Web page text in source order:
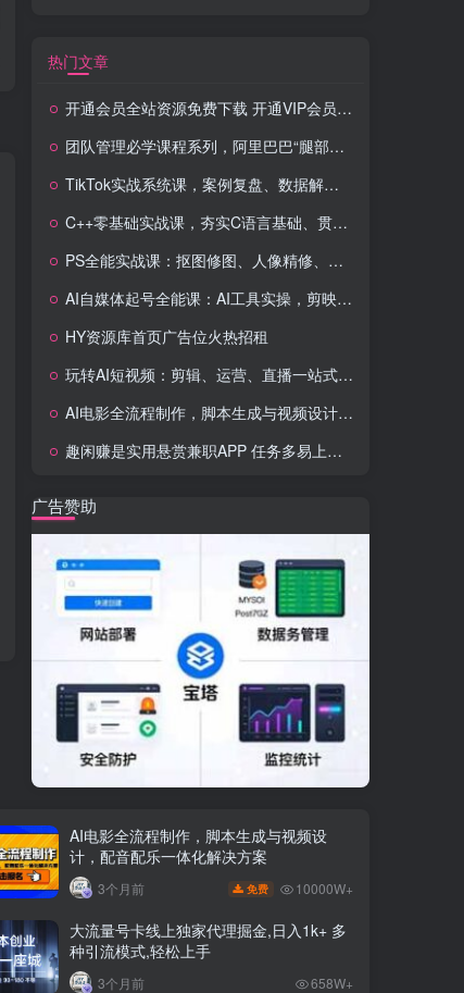
2025出海新机遇(社媒+独立站),海外新机遇,实现独立站的高效运营与出海
热门文章
开通会员全站资源免费下载 开通VIP会员 HY资源库
团队管理必学课程系列，阿里巴巴“腿部三板斧”
TikTok实战系统课，案例复盘、数据解析、运营执行，从0到1构建千万级电商体系（更新）
C++零基础实战课，夯实C语言基础、贯穿游戏项目、掌握开发思维，学成可挑战月薪15K+岗位
PS全能实战课：抠图修图、人像精修、电商美工，0基础变身设计达人
AI自媒体起号全能课：AI工具实操，剪映技巧，多平台带货，0基础快速变现
HY资源库首页广告位火热招租
玩转AI短视频：剪辑、运营、直播一站式教学，轻松打造流量神话
AI电影全流程制作，脚本生成与视频设计，配音配乐一体化解决方案
趣闲赚是实用悬赏兼职APP 任务多易上手 能提现还可邀友分成
广告赞助
AI电影全流程制作，脚本生成与视频设
计，配音配乐一体化解决方案
3个月前 免费 10000W+
大流量号卡线上独家代理掘金,日入1k+ 多
种引流模式,轻松上手
3个月前 658W+